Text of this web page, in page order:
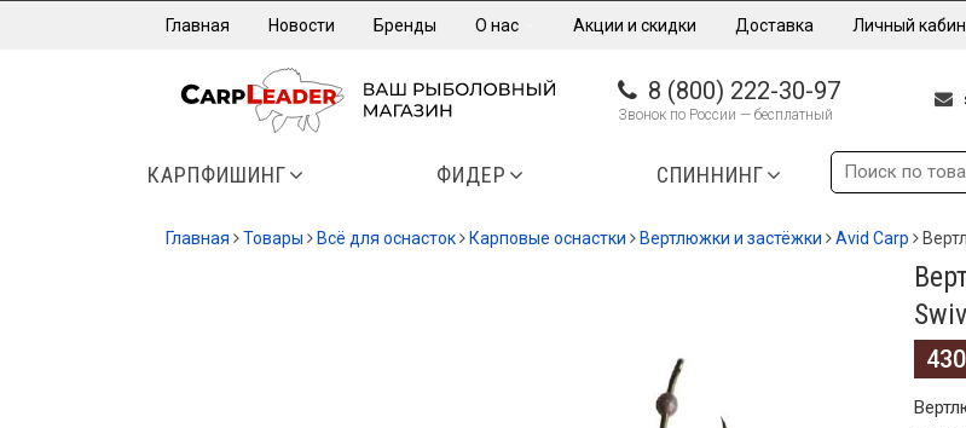
Главная Новости Бренды О нас Акции и скидки Доставка Личный
8 (800) 222-30-97
Звонок по России — бесплатный
КАРПФИШИНГ ФИДЕР СПИННИНГ
Главная Товары Всё для оснасток Карповые оснастки Вертлюжки и застёжки Avid Carp
430